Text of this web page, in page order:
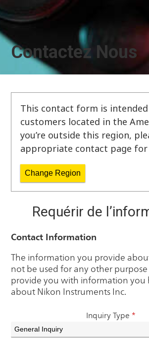
Contactez Nous
This contact form is
customers located in the
you’re outside this region,
appropriate contact page for
Change Region
Requérir de